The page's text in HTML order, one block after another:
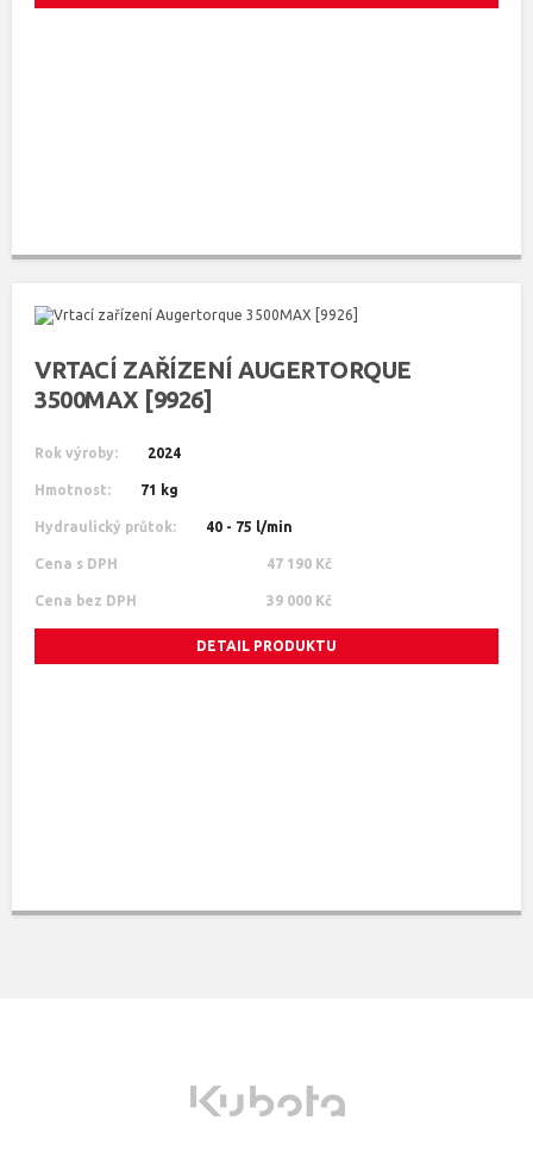
VRTACÍ ZAŘÍZENÍ AUGERTORQUE
3500MAX [9926]
Rok výroby: 2024
Hmotnost: 71 kg
Hydraulický průtok: 40 - 75 l/min
Cena s DPH 47 190 Kč
Cena bez DPH 39 000 Kč
DETAIL PRODUKTU